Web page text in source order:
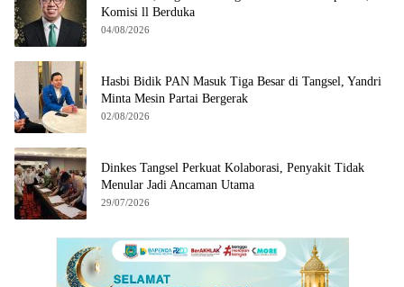
Komisi ll Berduka
04/08/2026
Hasbi Bidik PAN Masuk Tiga Besar di Tangsel, Yandri
Minta Mesin Partai Bergerak
02/08/2026
Dinkes Tangsel Perkuat Kolaborasi, Penyakit Tidak
Menular Jadi Ancaman Utama
29/07/2026